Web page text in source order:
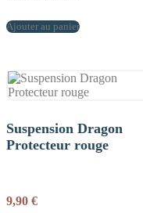
Ajouter au panier
Suspension Dragon
Protecteur rouge
9,90 €